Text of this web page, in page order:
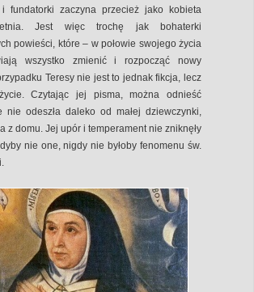
i fundatorki zaczyna przecież jako kobieta
Jest więc trochę jak bohaterki
powieści, które – w połowie swojego życia
wszystko zmienić i rozpocząć nowy
Teresy nie jest to jednak fikcja, lecz
Czytając jej pisma, można odnieść
nie odeszła daleko od małej dziewczynki,
z domu. Jej upór i temperament nie zniknęły
nie one, nigdy nie byłoby fenomenu św.